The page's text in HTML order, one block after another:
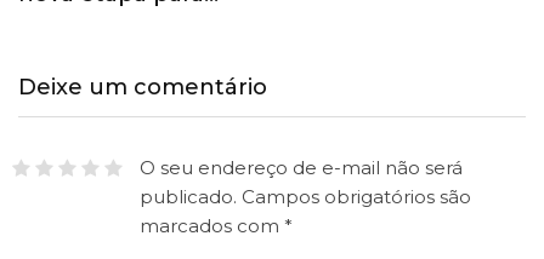
Deixe um comentário
O seu endereço de e-mail não será
publicado. Campos obrigatórios são
marcados com *